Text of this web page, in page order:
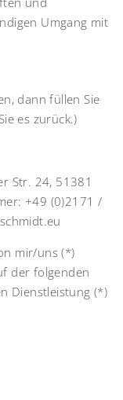
Umgang mit
dann füllen Sie
es zurück.)
Str. 24, 51381
+49 (0)2171 /
mir/uns (*)
der folgenden
Dienstleistung (*)